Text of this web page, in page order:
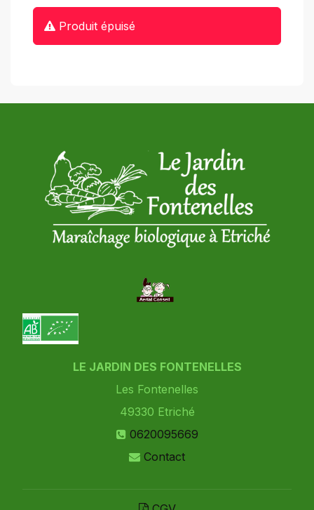
Produit épuisé
LE JARDIN DES FONTENELLES
Les Fontenelles
49330 Etriché
0620095669
Contact